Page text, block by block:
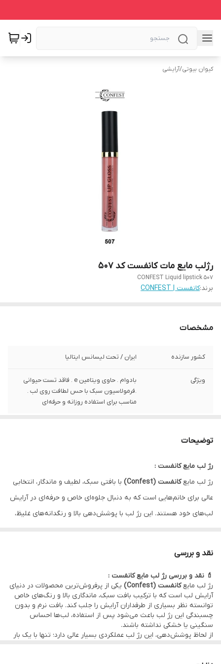
کیوان بیوتی/آرایشی
رژلب مایع مات کانفست کد 507
CONFEST Liquid lipstick 507
برند:کانفست | CONFEST
مشخصات
کشور سازنده ایران / تحت لیسانس ایتالیا
ویژگی
بادوام . حاوی ویتامین e . فاقد تست حیوانی
.فرمولاسیون سبک با حس لطافت روی لب .
مناسب برای استفاده روزانه و حرفه‌ای
توضیحات
رژ لب مایع کانفست :
رژ لب مایعکانفست (Confest)
با بافتی سبک، لطیف و ماندگار، انتخابی
عالی برای خانم‌هایی است که به دنبال جلوه‌ای خاص و حرفه‌ای در آرایش
لب‌های خود هستند. این رژ لب با پوشش‌دهی بالا و رنگدانه‌های غلیظ،
📌 ویژگی‌ها:
ماندگاری بالا و بدون ترک‌خوردگی
رنگ‌های متنوع با جلوه مات و جذاب
فرمولاسیون سبک با حس لطافت روی لب
مناسب برای استفاده روزانه و حرفه‌ای
نقد و بررسی
💄 نقد و بررسی رژ لب مایع کانفست :
رژ لب مایعکانفست (Confest)
یکی از پرفروش‌ترین محصولات در دنیای
آرایش لب است که با ترکیب بافت سبک، ماندگاری بالا و رنگ‌های خاص
توانسته نظر بسیاری از طرفداران آرایش را جلب کند. بافت نرم و بدون
چسبندگی این رژ لب باعث می‌شود پس از استفاده، لب‌ها احساس
سنگینی یا خشکی نداشته باشند.
از لحاظ پوشش‌دهی، این رژ لب عملکردی بسیار عالی دارد؛ تنها با یک بار